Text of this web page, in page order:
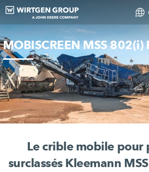
MOBISCREEN MSS 802(i)
Le crible mobile pour
surclassés Kleemann